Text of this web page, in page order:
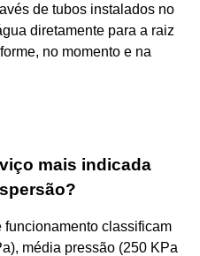
de tubos instalados no
diretamente para a raiz
no momento e na
mais indicada
funcionamento classificam
média pressão (250 KPa